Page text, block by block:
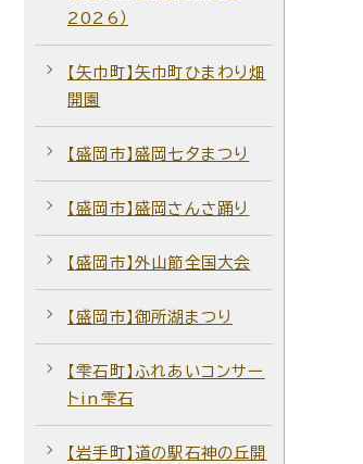
2026）
【矢巾町】矢巾町ひまわり畑
開園
【盛岡市】盛岡七夕まつり
【盛岡市】盛岡さんさ踊り
【盛岡市】外山節全国大会
【盛岡市】御所湖まつり
【雫石町】ふれあいコンサー
トin雫石
【岩手町】道の駅石神の丘開